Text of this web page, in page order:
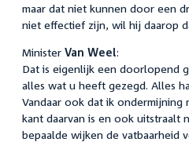
maar dat niet kunnen door een
niet effectief zijn, wil hij daarop
Minister Van Weel:
Dat is eigenlijk een doorlopend
alles wat u heeft gezegd. Alles
Vandaar ook dat ik
kant daarvan is en ook uitstraalt
bepaalde wijken de vatbaarheid